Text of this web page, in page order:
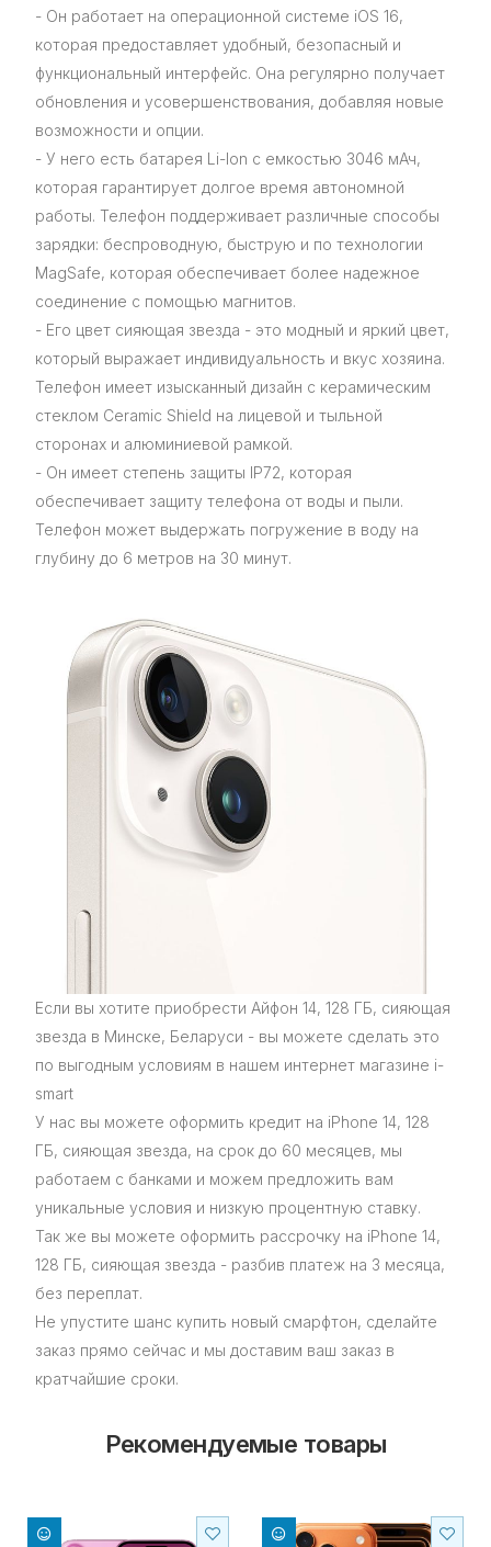
- Он работает на операционной системе iOS 16,
которая предоставляет удобный, безопасный и
функциональный интерфейс. Она регулярно получает
обновления и усовершенствования, добавляя новые
возможности и опции.
- У него есть батарея Li-Ion с емкостью 3046 мАч,
которая гарантирует долгое время автономной
работы. Телефон поддерживает различные способы
зарядки: беспроводную, быструю и по технологии
MagSafe, которая обеспечивает более надежное
соединение с помощью магнитов.
- Его цвет сияющая звезда - это модный и яркий цвет,
который выражает индивидуальность и вкус хозяина.
Телефон имеет изысканный дизайн с керамическим
стеклом Ceramic Shield на лицевой и тыльной
сторонах и алюминиевой рамкой.
- Он имеет степень защиты IP72, которая
обеспечивает защиту телефона от воды и пыли.
Телефон может выдержать погружение в воду на
глубину до 6 метров на 30 минут.
Если вы хотите приобрести Айфон 14, 128 ГБ, сияющая
звезда в Минске, Беларуси - вы можете сделать это
по выгодным условиям в нашем интернет магазине i-
smart
У нас вы можете оформить кредит на iPhone 14, 128
ГБ, сияющая звезда, на срок до 60 месяцев, мы
работаем с банками и можем предложить вам
уникальные условия и низкую процентную ставку.
Так же вы можете оформить рассрочку на iPhone 14,
128 ГБ, сияющая звезда - разбив платеж на 3 месяца,
без переплат.
Не упустите шанс купить новый смарфтон, сделайте
заказ прямо сейчас и мы доставим ваш заказ в
кратчайшие сроки.
Рекомендуемые товары